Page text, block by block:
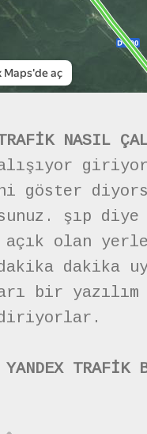
NASIL
göster
şıp
açık olan
dakika
bir
YANDEX TRAFİK